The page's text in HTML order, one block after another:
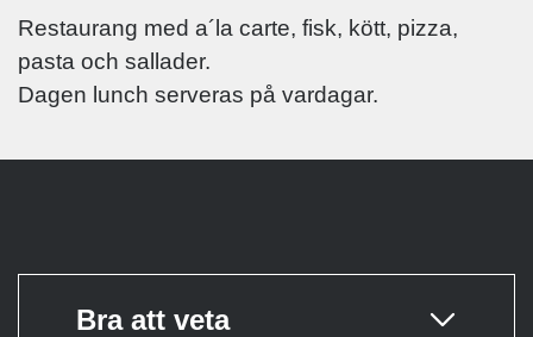
Restaurang med a´la carte, fisk, kött, pizza,
pasta och sallader.
Dagen lunch serveras på vardagar.
Bra att veta